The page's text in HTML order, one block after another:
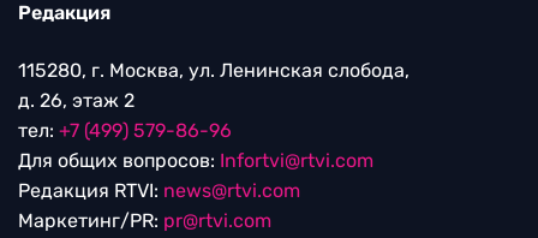
Редакция
115280, г. Москва, ул. Ленинская слобода,
д. 26, этаж 2
тел: +7 (499) 579-86-96
Для общих вопросов: Infortvi@rtvi.com
Редакция RTVI: news@rtvi.com
Маркетинг/PR: pr@rtvi.com